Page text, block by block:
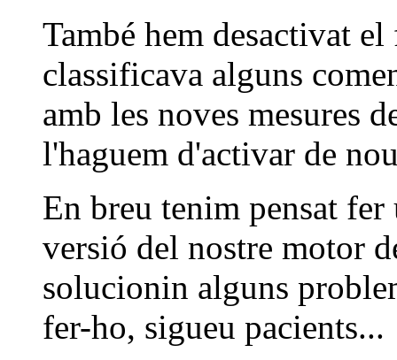
També hem desactivat
classificava alguns
amb les noves mesures
l'haguem d'activar de
En breu tenim pensat
versió del nostre motor
solucionin alguns
fer-ho, sigueu pacients...